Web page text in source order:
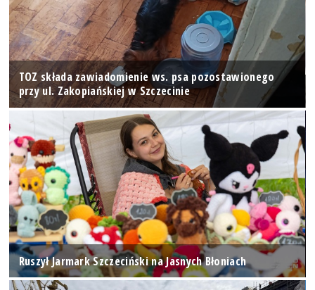
TOZ składa zawiadomienie ws. psa pozostawionego
przy ul. Zakopiańskiej w Szczecinie
Ruszył Jarmark Szczeciński na Jasnych Błoniach